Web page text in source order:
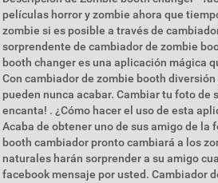
películas horror y zombie ahora que
zombie si es posible a través de
sorprendente de cambiador de zombie
booth changer es una aplicación mágica
Con cambiador de zombie booth
pueden nunca acabar. Cambiar tu foto de
encanta! . ¿Cómo hacer el uso de esta
Acaba de obtener uno de sus amigo de la
booth cambiador pronto cambiará a los
naturales harán sorprender a su amigo
facebook mensaje por usted. Cambiador